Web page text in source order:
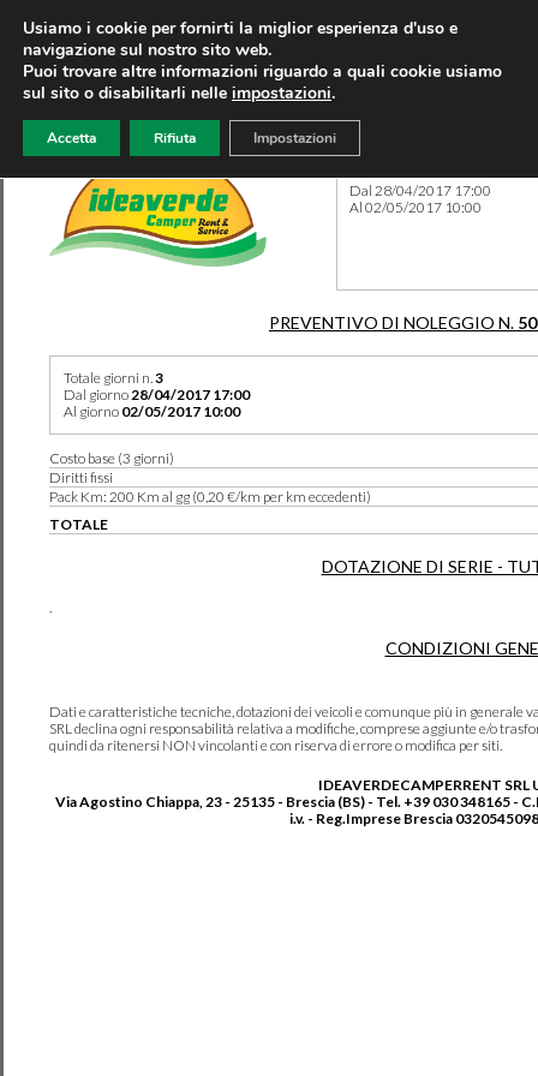
Dal 28/04/2017 17:00
Al 02/05/2017 10:00
PREVENTIVO DI NOLEGGIO N.
Totale giorni n.3
Dal giorno28/04/2017 17:00
Al giorno 02/05/2017 10:00
Costo base (3 giorni)
Diritti fissi
Pack Km: 200 Km al gg (0,20 €/km per km eccedenti)
TOTALE
DOTAZIONE DI SERIE -
.
CONDIZIONI
Dati e caratteristiche tecniche, dotazioni dei veicoli e comunque più in generale
SRL declina ogni responsabilità relativa a modifiche, comprese aggiunte e/o
quindi da ritenersi NON vincolanti e con riserva di errore o modifica per siti.
IDEAVERDECAMPERRENT SRL
Via Agostino Chiappa, 23 - 25135 - Brescia (BS) - Tel. +39 030 348165 -
i.v. - Reg.Imprese Brescia
Usiamo i cookie per fornirti la miglior esperienza d'uso e
navigazione sul nostro sito web.
Puoi trovare altre informazioni riguardo a quali cookie usiamo
sul sito o disabilitarli nelle impostazioni.
Accetta Rifiuta Impostazioni